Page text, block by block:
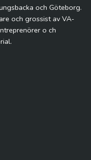
och Göteborg.
och grossist av VA-
o ch